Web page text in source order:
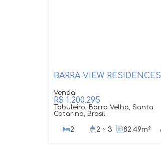
BARRA VIEW RESIDENCES
R$ 1.200.295
Tabuleiro, Barra Velha, Santa
Catarina, Brasil
2 2 ~ 3 82.49m²